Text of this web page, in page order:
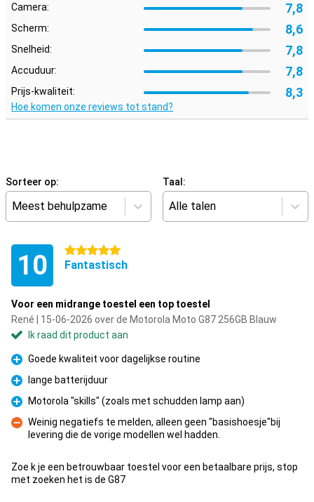
Camera: 7,8
Scherm: 8,6
Snelheid: 7,8
Accuduur: 7,8
Prijs-kwaliteit: 8,3
Hoe komen onze reviews tot stand?
Sorteer op:
Meest behulpzame
Taal:
Alle talen
10 5 sterren
Fantastisch
Voor een midrange toestel een top toestel
René | 15-06-2026 over de Motorola Moto G87 256GB Blauw
Ik raad dit product aan
Pluspunt
Goede kwaliteit voor dagelijkse routine
Pluspunt
lange batterijduur
Pluspunt
Motorola "skills" (zoals met schudden lamp aan)
Minpunt
Weinig negatiefs te melden, alleen geen "basishoesje"bij
levering die de vorige modellen wel hadden.
Zoe k je een betrouwbaar toestel voor een betaalbare prijs, stop
met zoeken het is de G87